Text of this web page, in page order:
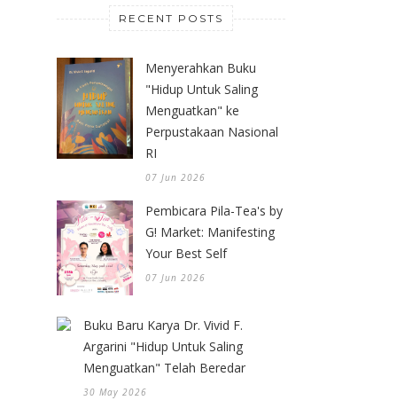
RECENT POSTS
Menyerahkan Buku
"Hidup Untuk Saling
Menguatkan" ke
Perpustakaan Nasional
RI
07 Jun 2026
Pembicara Pila-Tea's by
G! Market: Manifesting
Your Best Self
07 Jun 2026
Buku Baru Karya Dr. Vivid F.
Argarini "Hidup Untuk Saling
Menguatkan" Telah Beredar
30 May 2026